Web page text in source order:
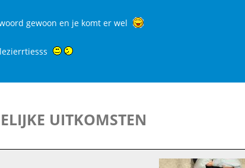
gewoon en je komt er wel
UITKOMSTEN